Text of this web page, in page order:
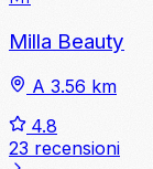
Milla Beauty
A 3.56 km
4.8
23 recensioni